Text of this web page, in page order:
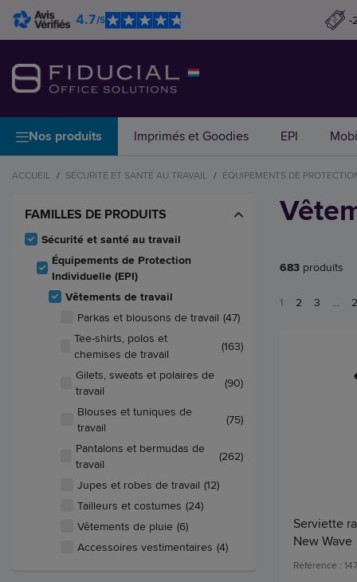
4.7/5 -
Nos produits Imprimés et Goodies EPI
ACCUEIL / SÉCURITÉ ET SANTÉ AU TRAVAIL / ÉQUIPEMENTS DE
FAMILLES DE PRODUITS
Sécurité et santé au travail
Équipements de Protection
Individuelle (EPI)
Vêtements de travail
Parkas et blousons de travail (47)
Tee-shirts, polos et
chemises de travail
(163)
Gilets, sweats et polaires de
travail
(90)
Blouses et tuniques de
travail
(75)
Pantalons et bermudas de
travail
(262)
Jupes et robes de travail (12)
Tailleurs et costumes (24)
Vêtements de pluie (6)
Accessoires vestimentaires (4)
683 produits
1 2 3 ...
Serviette
New Wave
Référence :